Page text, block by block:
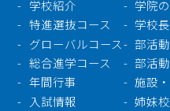
学校紹介
特進選抜コース
グローバルコース
総合進学コース
年間行事
入試情報
学院
学校
部活動
部活
施設
姉妹
受験
インフ